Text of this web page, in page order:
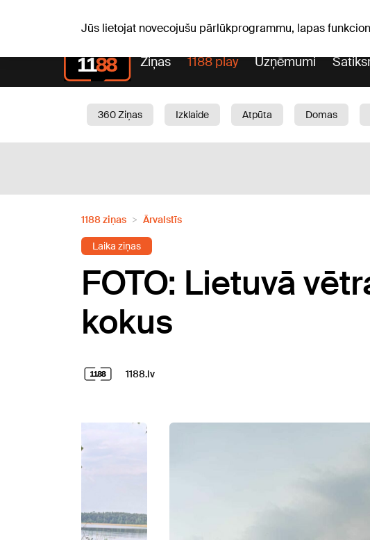
Jūs lietojat novecojušu pārlūkprogrammu, lapas
Ziņas 1188 play Uzņēmumi
360 Ziņas Izklaide Atpūta Domas
1188 ziņas Ārvalstīs
Laika ziņas
FOTO: Lietuvā
kokus
1188.lv